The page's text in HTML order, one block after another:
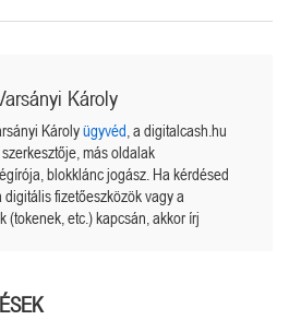
Károly
Károlyügyvéd , a digitalcash.hu
más oldalak
blokklánc jogász. Ha kérdésed
digitális fizetőeszközök vagy a
(tokenek, etc.) kapcsán, akkor írj